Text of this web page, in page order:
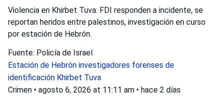
Violencia en Khirbet Tuva: FDI responden a incidente, se
reportan heridos entre palestinos, investigación en curso
por estación de Hebrón.
Fuente: Policía de Israel
Estación de Hebrón investigadores forenses de
identificación Khirbet Tuva
Crimen • agosto 6, 2026 at 11:11 am • hace 2 días